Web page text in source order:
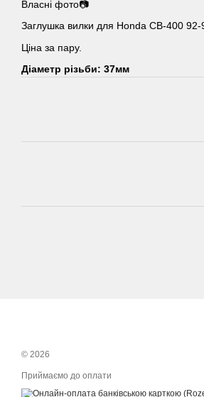
Власні фото📷
Заглушка вилки для Honda CB-400 92-
Ціна за пару.
Діаметр різьби: 37мм
© 2026
Приймаємо до оплати